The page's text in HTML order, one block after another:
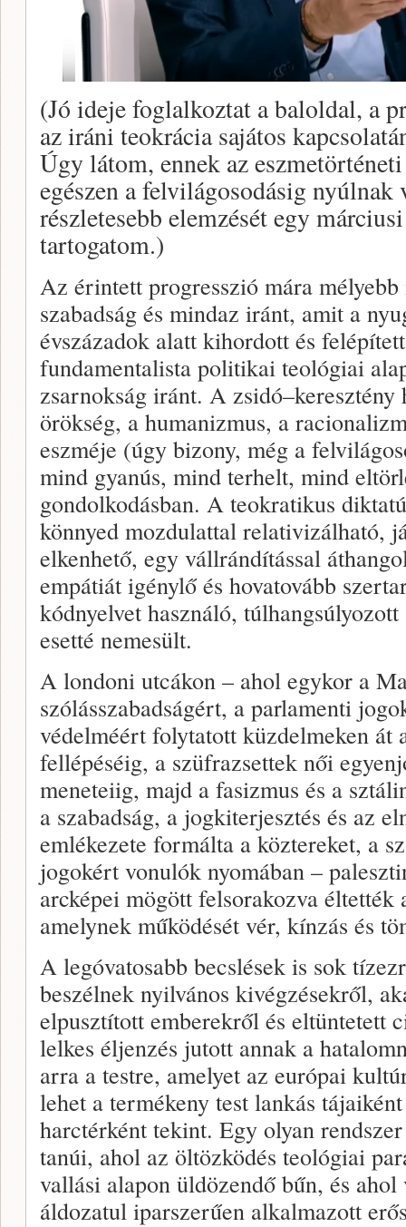
(Jó ideje foglalkoztat a baloldal, a
az iráni teokrácia sajátos
Úgy látom, ennek az
egészen a felvilágosodásig nyúlnak
részletesebb elemzését egy
tartogatom.)
Az érintett progresszió mára
szabadság és mindaz iránt, amit a
évszázadok alatt kihordott és
fundamentalista politikai teológiai
zsarnokság iránt. A
örökség, a humanizmus, a
eszméje (úgy bizony, még a
mind gyanús, mind terhelt, mind
gondolkodásban. A teokratikus
könnyed mozdulattal relativizálható,
elkenhető, egy vállrándítással
empátiát igénylő és hovatovább
kódnyelvet használó,
esetté nemesült.
A londoni utcákon – ahol egykor a
szólásszabadságért, a parlamenti
védelméért folytatott küzdelmeken át
fellépéséig, a szüfrazsettek női
meneteiig, majd a fasizmus és a
a szabadság, a jogkiterjesztés és az
emlékezete formálta a köztereket, a
jogokért vonulók nyomában –
arcképei mögött felsorakozva
amelynek működését vér, kínzás és
A legóvatosabb becslések is sok
beszélnek nyilvános kivégzésekről,
elpusztított emberekről és eltüntetett
lelkes éljenzés jutott annak a
arra a testre, amelyet az európai
lehet a termékeny test lankás
harctérként tekint. Egy olyan
tanúi, ahol az öltözködés teológiai
vallási alapon üldözendő bűn, és
áldozatul iparszerűen alkalmazott